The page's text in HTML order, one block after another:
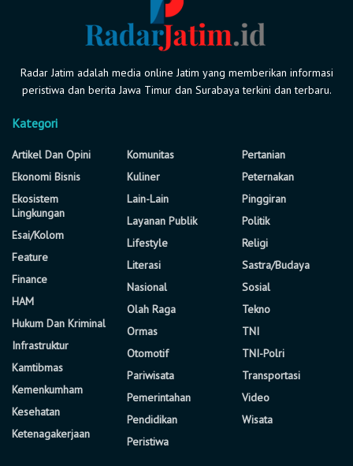
Radar Jatim adalah media online Jatim yang memberikan informasi
peristiwa dan berita Jawa Timur dan Surabaya terkini dan terbaru.
Kategori
Artikel Dan Opini
Ekonomi Bisnis
Ekosistem
Lingkungan
Esai/Kolom
Feature
Finance
HAM
Hukum Dan Kriminal
Infrastruktur
Kamtibmas
Kemenkumham
Kesehatan
Ketenagakerjaan
Komunitas
Kuliner
Lain-Lain
Layanan Publik
Lifestyle
Literasi
Nasional
Olah Raga
Ormas
Otomotif
Pariwisata
Pemerintahan
Pendidikan
Peristiwa
Pertanian
Peternakan
Pinggiran
Politik
Religi
Sastra/Budaya
Sosial
Tekno
TNI
TNI-Polri
Transportasi
Video
Wisata